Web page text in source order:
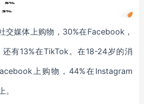
交媒体上购物，30%在Facebook，
还有13%在TikTok。在18-24岁的消
上购物，44%在Instagram